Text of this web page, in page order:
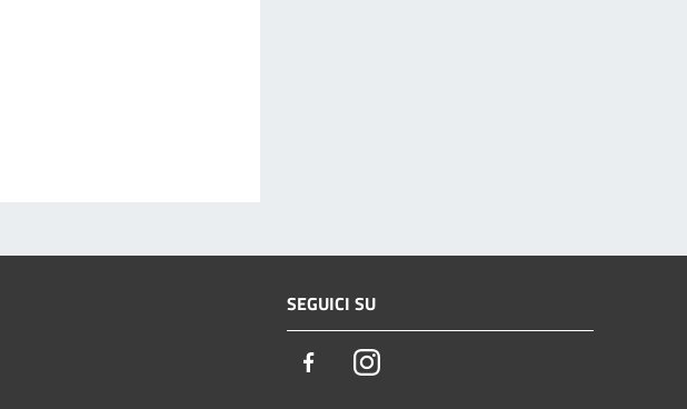
SEGUICI SU
FacebookInstagram